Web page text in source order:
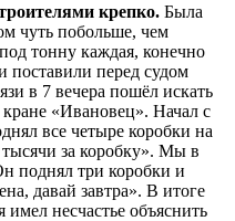
крепко. Была
чуть побольше, чем
тонну каждая, конечно
поставили перед судом
в 7 вечера пошёл искать
«Ивановец». Начал с
все четыре коробки на
за коробку». Мы в
поднял три коробки и
давай завтра». В итоге
несчастье объяснить